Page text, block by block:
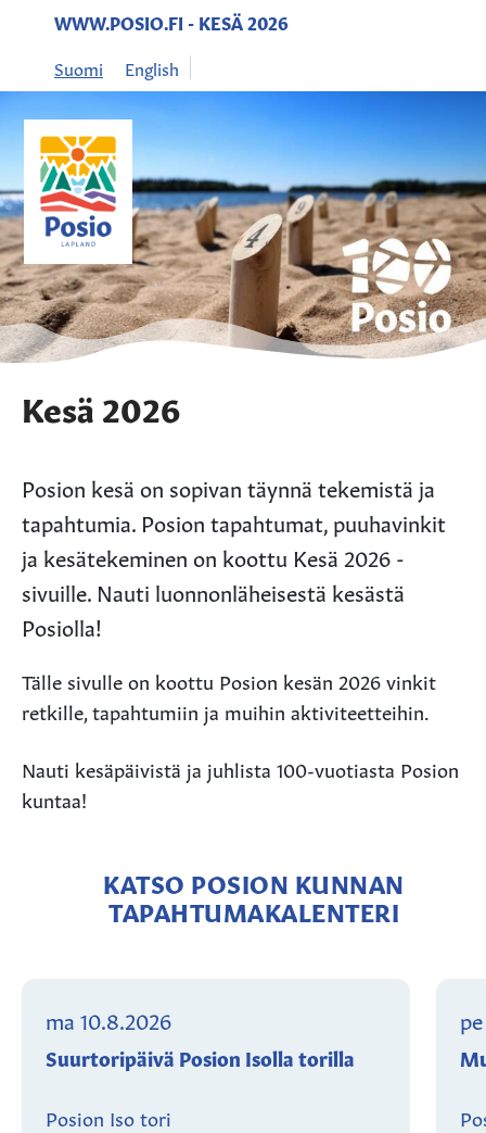
Siirry sisältöönWWW.POSIO.FI - KESÄ 2026
Suomi
English
Kaupungin
logo
Kesä 2026
Posion kesä on sopivan täynnä tekemistä ja
tapahtumia. Posion tapahtumat, puuhavinkit
ja kesätekeminen on koottu Kesä 2026 -
sivuille. Nauti luonnonläheisestä kesästä
Posiolla!
Tälle sivulle on koottu Posion kesän 2026 vinkit
retkille, tapahtumiin ja muihin aktiviteetteihin.
Nauti kesäpäivistä ja juhlista 100-vuotiasta Posion
kuntaa!
KATSO POSION KUNNAN
TAPAHTUMAKALENTERI
ma 10.8.2026
Suurtoripäivä Posion Isolla torilla
Posion Iso tori